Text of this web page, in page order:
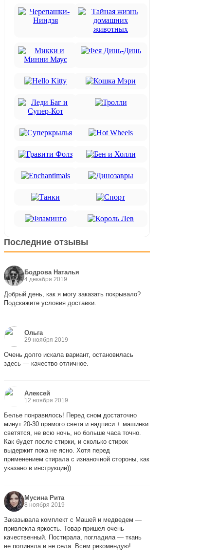
Последние отзывы
Бодрова Наталья
4 декабря 2019
Добрый день, как я могу заказать покрывало?
Подскажите условия доставки.
Ольга
29 ноября 2019
Очень долго искала вариант, остановилась
здесь — качество отличное.
Алексей
12 ноября 2019
Белье понравилось! Перед сном достаточно
минут 20-30 прямого света и надписи + машинки
светятся, не всю ночь, но больше часа точно.
Как будет после стирки, и сколько стирок
выдержит пока не ясно. Хотя перед
применением стирала с изнаночной стороны, как
указано в инструкции))
Мусина Рита
8 ноября 2019
Заказывала комплект с Машей и медведем —
привлекла яркость. Товар пришел очень
качественный. Постирала, погладила — ткань
не полиняла и не села. Всем рекомендую!